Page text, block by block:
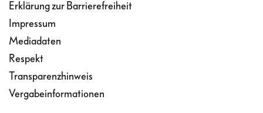
Erklärung zur Barrierefreiheit
Impressum
Mediadaten
Respekt
Transparenzhinweis
Vergabeinformationen